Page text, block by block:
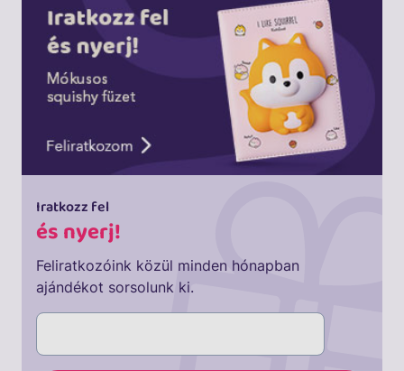
Iratkozz fel
és nyerj!
Feliratkozóink közül minden hónapban
ajándékot sorsolunk ki.